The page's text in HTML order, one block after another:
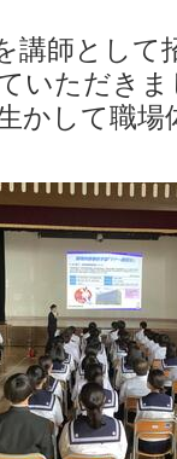
講師として
いただきま
かして職